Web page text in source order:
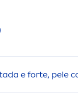
e forte, pele